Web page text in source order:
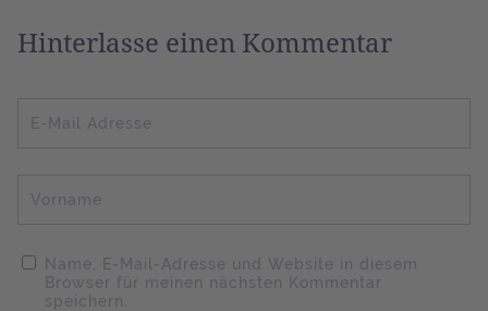
Hinterlasse einen Kommentar
E-Mail Adresse
Vorname
Name, E-Mail-Adresse und Website in diesem
Browser für meinen nächsten Kommentar
speichern.